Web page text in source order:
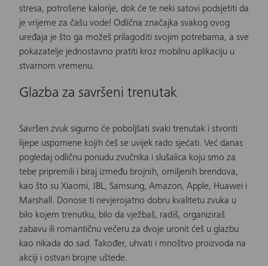
stresa, potrošene kalorije, dok će te neki satovi podsjetiti da
je vrijeme za čašu vode! Odlična značajka svakog ovog
uređaja je što ga možeš prilagoditi svojim potrebama, a sve
pokazatelje jednostavno pratiti kroz mobilnu aplikaciju u
stvarnom vremenu.
Glazba za savršeni trenutak
Savršen zvuk sigurno će poboljšati svaki trenutak i stvoriti
lijepe uspomene kojih ćeš se uvijek rado sjećati. Već danas
pogledaj odličnu ponudu zvučnika i slušalica koju smo za
tebe pripremili i biraj između brojnih, omiljenih brendova,
kao što su Xiaomi, JBL, Samsung, Amazon, Apple, Huawei i
Marshall. Donose ti nevjerojatno dobru kvalitetu zvuka u
bilo kojem trenutku, bilo da vježbaš, radiš, organiziraš
zabavu ili romantičnu večeru za dvoje uronit ćeš u glazbu
kao nikada do sad. Također, uhvati i mnoštvo proizvoda na
akciji i ostvari brojne uštede.